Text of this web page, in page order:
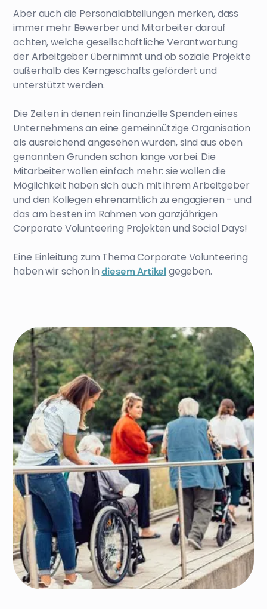
Aber auch die Personalabteilungen merken, dass
immer mehr Bewerber und Mitarbeiter darauf
achten, welche gesellschaftliche Verantwortung
der Arbeitgeber übernimmt und ob soziale Projekte
außerhalb des Kerngeschäfts gefördert und
unterstützt werden.
Die Zeiten in denen rein finanzielle Spenden eines
Unternehmens an eine gemeinnützige Organisation
als ausreichend angesehen wurden, sind aus oben
genannten Gründen schon lange vorbei. Die
Mitarbeiter wollen einfach mehr: sie wollen die
Möglichkeit haben sich auch mit ihrem Arbeitgeber
und den Kollegen ehrenamtlich zu engagieren - und
das am besten im Rahmen von ganzjährigen
Corporate Volunteering Projekten und Social Days!
Eine Einleitung zum Thema Corporate Volunteering
haben wir schon indiesem Artikel gegeben.